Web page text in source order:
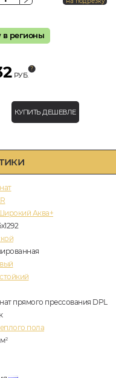
Аква+
прямого прессования DPL
пола
м2
в регионы
РУБ.
КУПИТЬ ДЕШЕВЛЕ